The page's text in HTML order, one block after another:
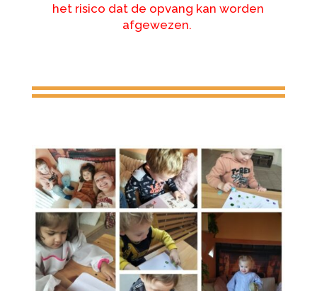
het risico dat de opvang kan worden
afgewezen.